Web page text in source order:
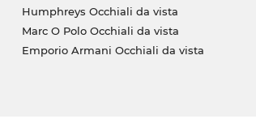
Humphreys Occhiali da vista
Marc O Polo Occhiali da vista
Emporio Armani Occhiali da vista